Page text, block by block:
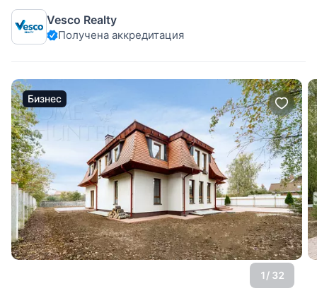
участке 33 сотки на первой линии от р.Москвы!!! На
земельном участке проведены ландшафтные работы:
проложены прогулочные дорожки, засеян газон,
Vesco Realty
Получена аккредитация
Бизнес
1/ 32